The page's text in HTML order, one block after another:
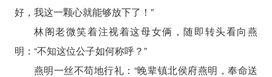
好，我这一颗心就能够放下了！”
林阁老微笑着注视着这母女俩，随即转头看向燕
明：“不知这位公子如何称呼？”
燕明一丝不苟地行礼：“晚辈镇北侯府燕明，奉命送